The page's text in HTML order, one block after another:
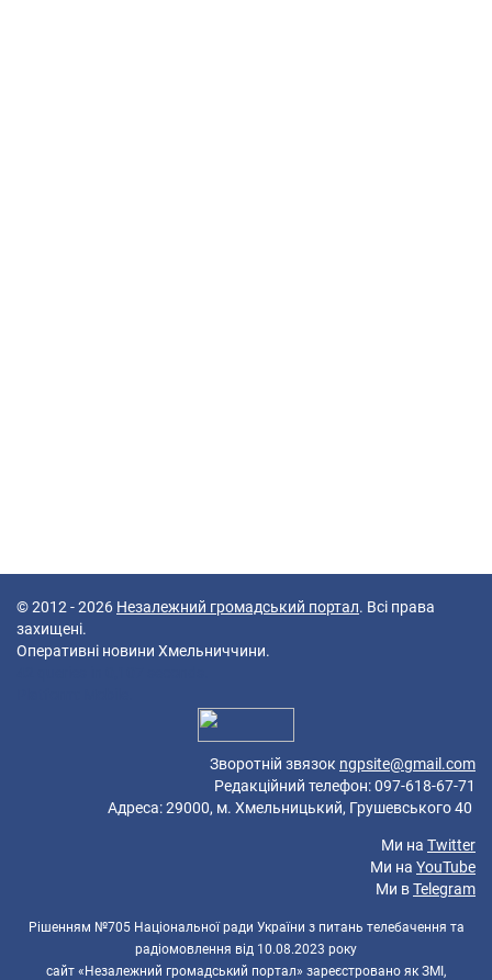
© 2012 - 2026 Незалежний громадський портал. Всі права
захищені.
Оперативні новини Хмельниччини.
Зворотній звязок ngpsite@gmail.com
Редакційний телефон: 097-618-67-71
Адреса: 29000, м. Хмельницький, Грушевського 40
Ми на Twitter
Ми на YouTube
Ми вTelegram
Рішенням №705 Національної ради України з питань телебачення та
радіомовлення від 10.08.2023 року
сайт «Незалежний громадський портал» зареєстровано як ЗМІ,